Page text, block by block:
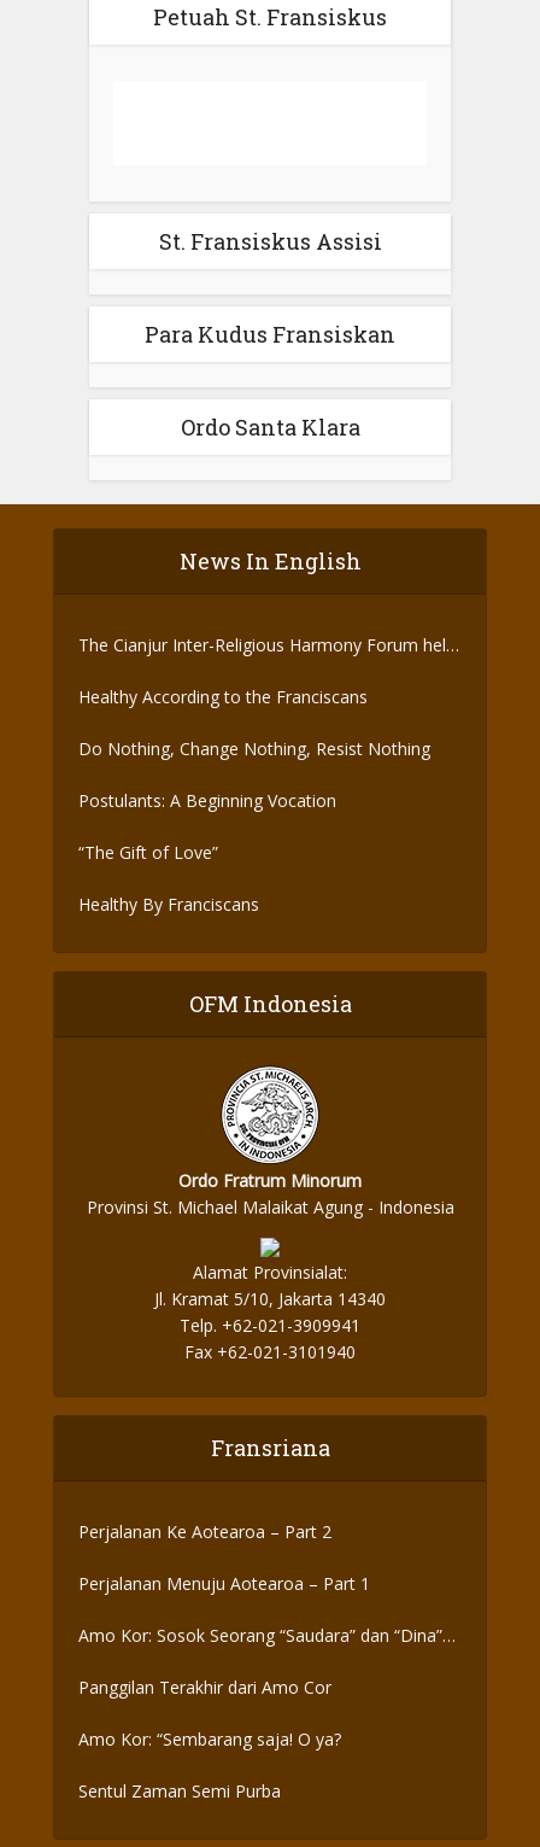
Petuah St. Fransiskus
St. Fransiskus Assisi
Para Kudus Fransiskan
Ordo Santa Klara
News In English
The Cianjur Inter-Religious Harmony Forum held
Healthy According to the Franciscans
Do Nothing, Change Nothing, Resist Nothing
Postulants: A Beginning Vocation
“The Gift of Love”
Healthy By Franciscans
OFM Indonesia
Ordo Fratrum Minorum
Provinsi St. Michael Malaikat Agung - Indonesia
Alamat Provinsialat:
Jl. Kramat 5/10, Jakarta 14340
Telp. +62-021-3909941
Fax +62-021-3101940
Fransriana
Perjalanan Ke Aotearoa – Part 2
Perjalanan Menuju Aotearoa – Part 1
Amo Kor: Sosok Seorang “Saudara” dan “Dina”
Panggilan Terakhir dari Amo Cor
Amo Kor: “Sembarang saja! O ya?
Sentul Zaman Semi Purba